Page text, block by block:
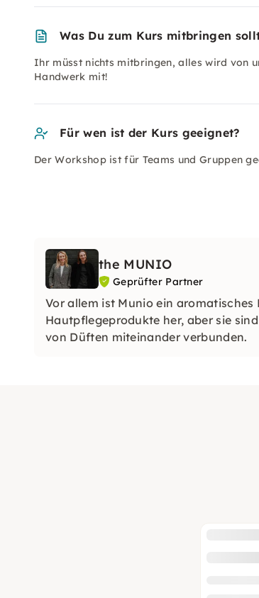
Was Du zum Kurs mitbringen
Ihr müsst nichts mitbringen, alles wird von
Handwerk mit!
Für wen ist der Kurs geeignet?
Der Workshop ist für Teams und Gruppen
the MUNIO
Geprüfter Partner
Vor allem ist Munio ein
Hautpflegeprodukte her, aber sie
von Düften miteinander verbunden.